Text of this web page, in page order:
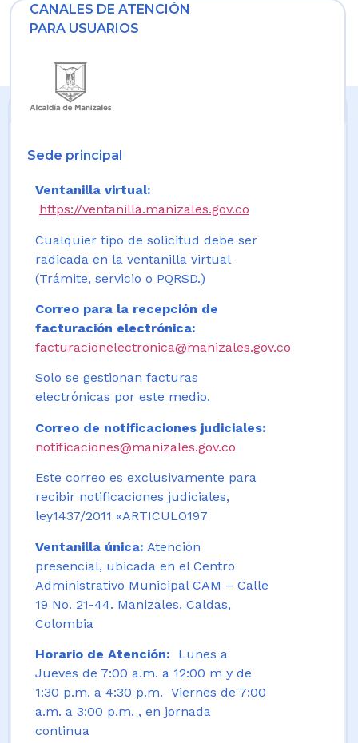
CANALES DE ATENCIÓN
PARA USUARIOS
Sede principal
Ventanilla virtual:
https://ventanilla.manizales.gov.co
Cualquier tipo de solicitud debe ser
radicada en la ventanilla virtual
(Trámite, servicio o PQRSD.)
Correo para la recepción de
facturación electrónica:
facturacionelectronica@manizales.gov.co
Solo se gestionan facturas
electrónicas por este medio.
Correo de notificaciones judiciales:
notificaciones@manizales.gov.co
Este correo es exclusivamente para
recibir notificaciones judiciales,
ley1437/2011 «ARTICULO197
Ventanilla única: Atención
presencial, ubicada en el Centro
Administrativo Municipal CAM – Calle
19 No. 21-44. Manizales, Caldas,
Colombia
Horario de Atención:
Lunes a
Jueves de 7:00 a.m. a 12:00 m y de
1:30 p.m. a 4:30 p.m. Viernes de 7:00
a.m. a 3:00 p.m. , en jornada
continua